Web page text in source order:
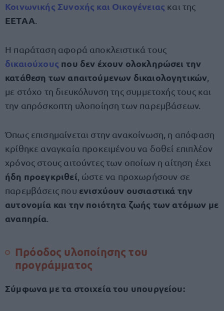
Κοινωνικής Συνοχής και Οικογένειας και της
ΕΕΤΑΑ
Η παράταση αφορά αποκλειστικά τους
δικαιούχους που δεν έχουν ολοκληρώσει την
κατάθεση των απαιτούμενων δικαιολογητικών
με στόχο τη διευκόλυνση της συμμετοχής τους και
την απρόσκοπτη υλοποίηση των παρεμβάσεων.
Όπως επισημαίνεται στην ανακοίνωση, η απόφαση
κρίθηκε αναγκαία προκειμένου να δοθεί επιπλέον
χρόνος στους αιτούντες των οποίων η αίτηση έχει
ήδη προεγκριθεί , ώστε να προχωρήσουν σε
παρεμβάσεις που ενισχύουν ουσιαστικά την
αυτονομία και την ποιότητα ζωής των ατόμων με
αναπηρία
Πρόοδος υλοποίησης του
προγράμματος
Σύμφωνα με τα στοιχεία του υπουργείου: